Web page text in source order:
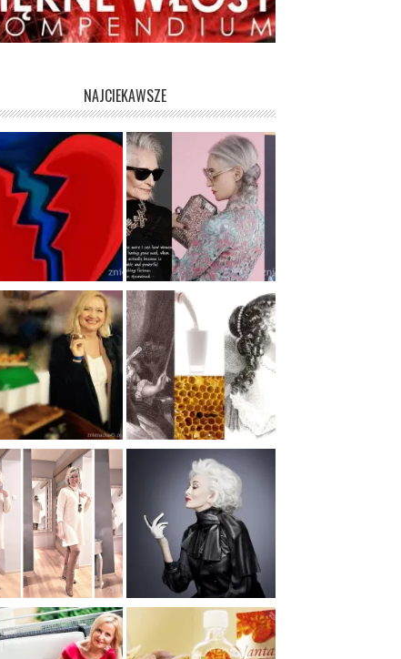
NAJCIEKAWSZE